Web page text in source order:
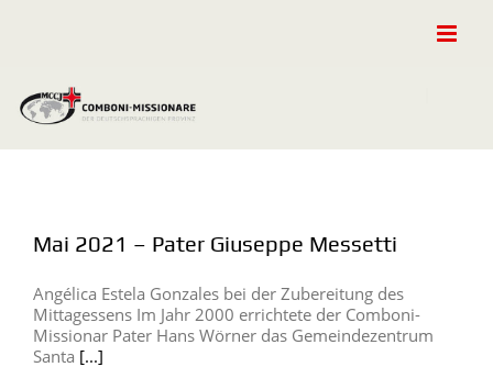
Mai 2021 – Pater Giuseppe Messetti
Angélica Estela Gonzales bei der Zubereitung des
Mittagessens Im Jahr 2000 errichtete der Comboni-
Missionar Pater Hans Wörner das Gemeindezentrum
Santa [...]